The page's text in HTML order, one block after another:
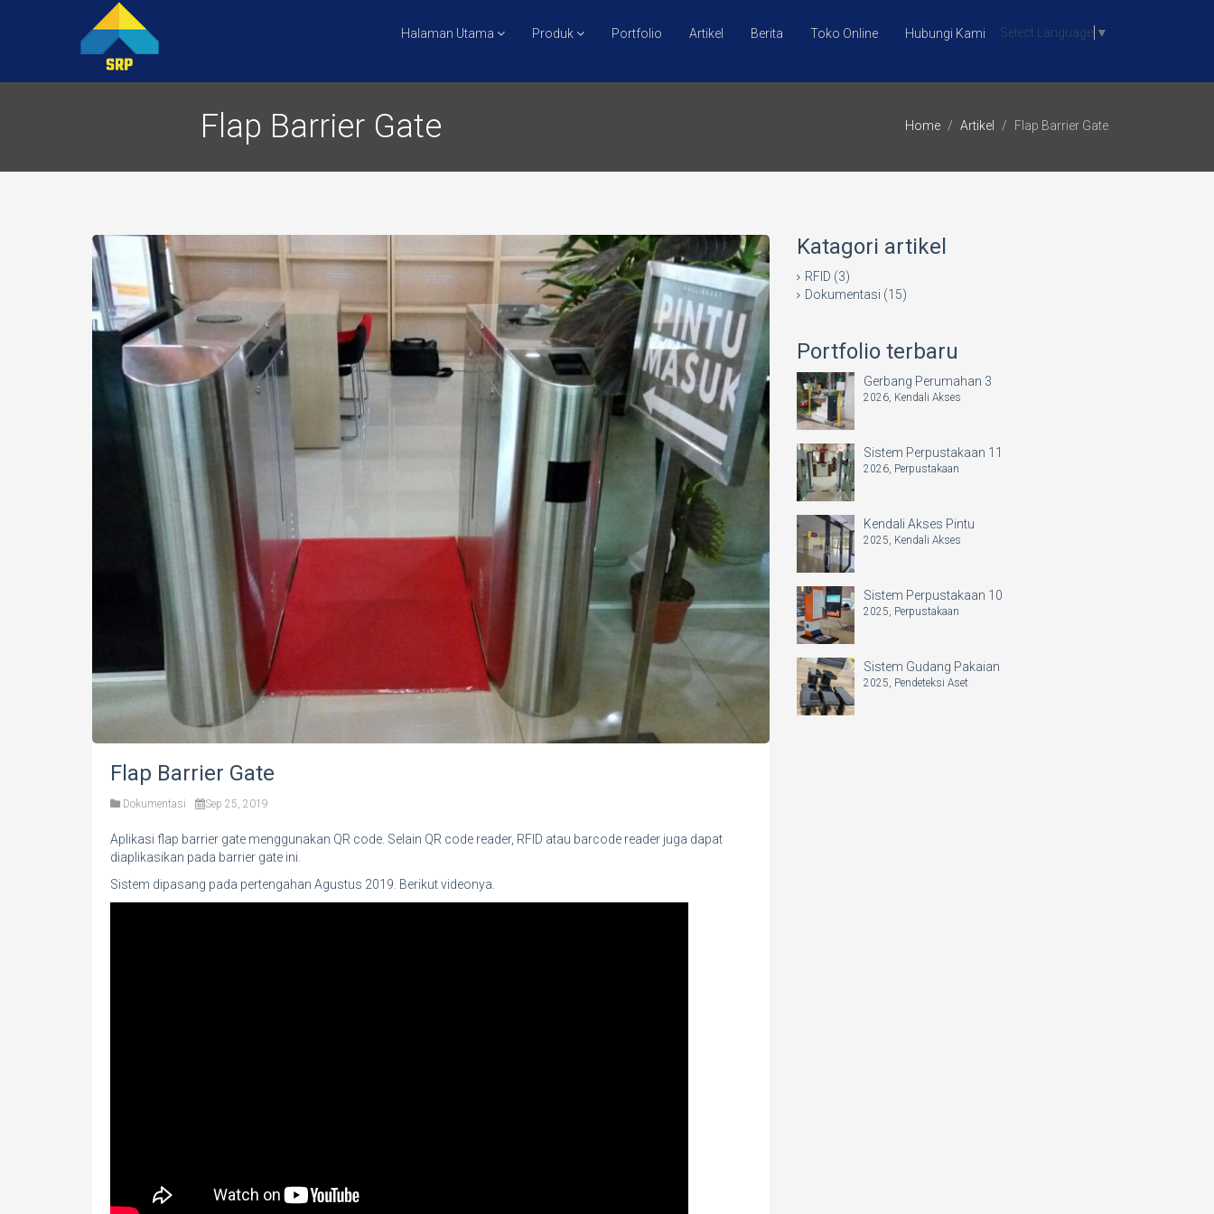
Halaman Utama Produk Portfolio Artikel Berita Toko Online Hubungi Kami Select Language ▼
Flap Barrier Gate Home Artikel Flap Barrier Gate
Katagori artikel
RFID (3)
Dokumentasi (15)
Portfolio terbaru
Gerbang Perumahan 3
2026, Kendali Akses
Sistem Perpustakaan 11
2026, Perpustakaan
Kendali Akses Pintu
2025, Kendali Akses
Sistem Perpustakaan 10
2025, Perpustakaan
Sistem Gudang Pakaian
2025, Pendeteksi Aset
Flap Barrier Gate
Dokumentasi Sep 25, 2019
Aplikasi flap barrier gate menggunakan QR code. Selain QR code reader, RFID atau barcode reader juga dapat
diaplikasikan pada barrier gate ini.
Sistem dipasang pada pertengahan Agustus 2019. Berikut videonya.